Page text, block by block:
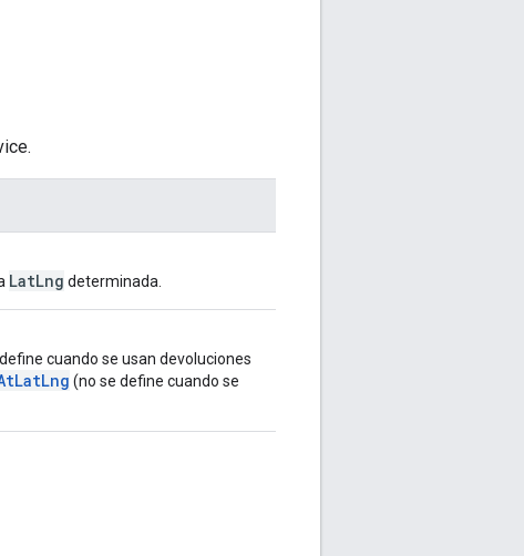
LatLng determinada.
cuando se usan devoluciones
(no se define cuando se